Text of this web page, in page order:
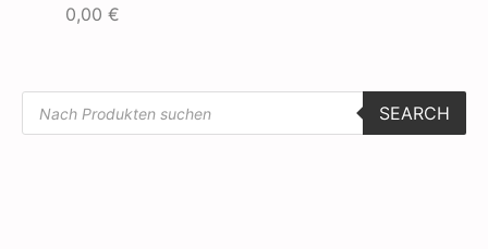
0,00 €
Products
search
SEARCH